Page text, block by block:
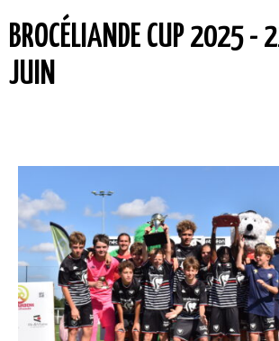
BROCÉLIANDE CUP 2025 -
JUIN